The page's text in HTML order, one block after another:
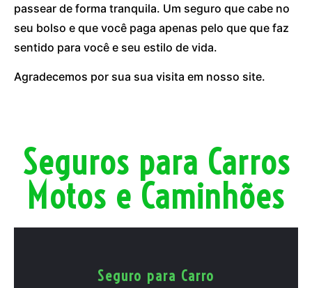
passear de forma tranquila. Um seguro que cabe no
seu bolso e que você paga apenas pelo que que faz
sentido para você e seu estilo de vida.
Agradecemos por sua sua visita em nosso site.
Seguros para Carros
Motos e Caminhões
Seguro para Carro